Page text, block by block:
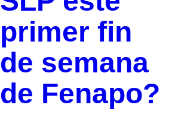
primer fin
de semana
de Fenapo?